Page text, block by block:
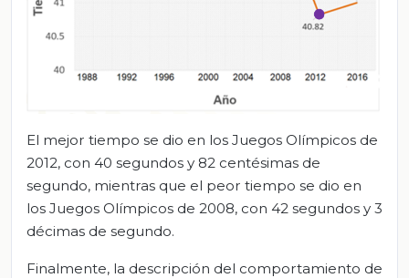
El mejor tiempo se dio en los Juegos Olímpicos de
2012, con 40 segundos y 82 centésimas de
segundo, mientras que el peor tiempo se dio en
los Juegos Olímpicos de 2008, con 42 segundos y 3
décimas de segundo.
Finalmente, la descripción del comportamiento de